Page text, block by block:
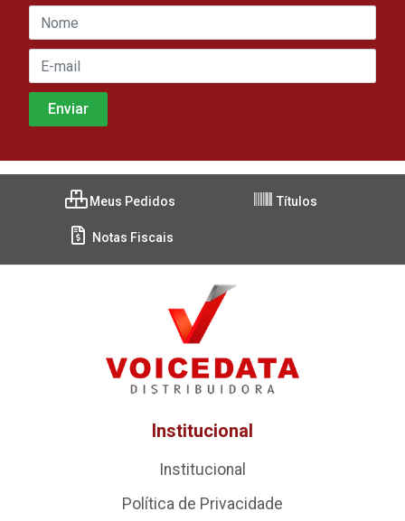
Meus Pedidos Títulos
Notas Fiscais
Institucional
Institucional
Política de Privacidade